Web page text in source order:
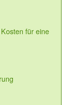
für eine